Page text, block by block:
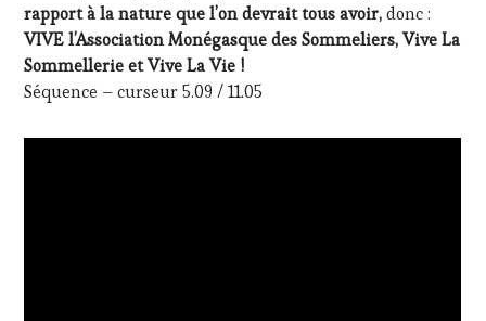
rapport à la nature que l’on devrait tous avoir,donc :
VIVE l’Association Monégasque des Sommeliers, Vive La
Sommellerie et Vive La Vie !
Séquence – curseur 5.09 / 11.05